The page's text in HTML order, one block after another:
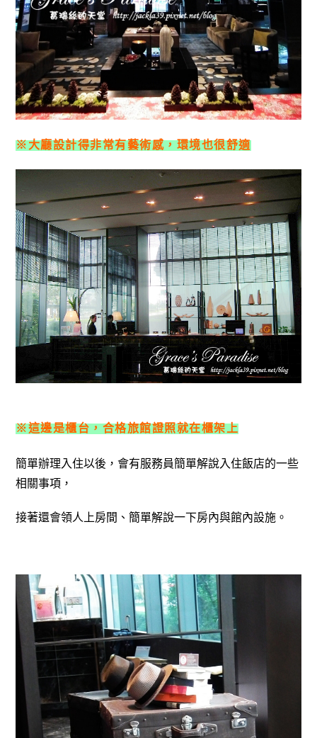
※大廳設計得非常有藝術感，環境也很舒適
※這邊是櫃台，合格旅館證照就在櫃架上
簡單辦理入住以後，會有服務員簡單解說入住飯店的一些
相關事項，
接著還會領人上房間、簡單解說一下房內與館內設施。